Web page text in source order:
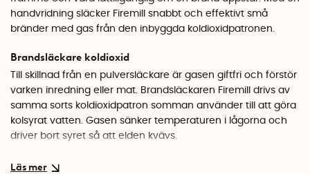
handvridning släcker Firemill snabbt och effektivt små
bränder med gas från den inbyggda kol dioxid patronen
Brandsläckare koldioxid
Till skillnad från en pulversläckare är gasen giftfri och förstör
varken inredning eller mat. Brandsläckaren Firemill drivs av
samma sorts koldioxidpatron somman använder till att göra
kolsyrat vatten. Gasen sänker temperaturen i lågorna och
driver bort syret så att elden kvävs.
Säkra ditt hem